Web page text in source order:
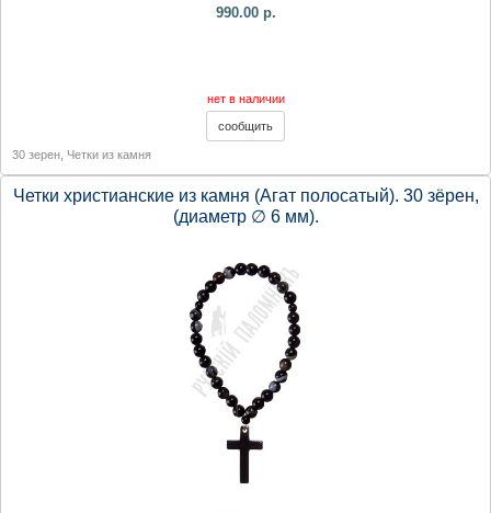
990.00 р.
нет в наличии
30 зерен Четки из камня
Четки христианские из камня (Агат полосатый). 30 зёрен,
(диаметр ∅ 6 мм).